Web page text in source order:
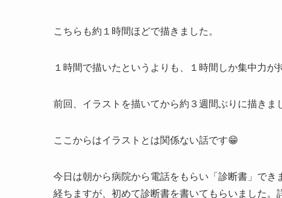
こちらも約１時間ほどで描きました。
１時間で描いたというよりも、１時間しか集中力が
前回、イラストを描いてから約３週間ぶりに描きま
ここからはイラストとは関係ない話です😁
今日は朝から病院から電話をもらい「診断書」で
経ちますが、初めて診断書を書いてもらいました